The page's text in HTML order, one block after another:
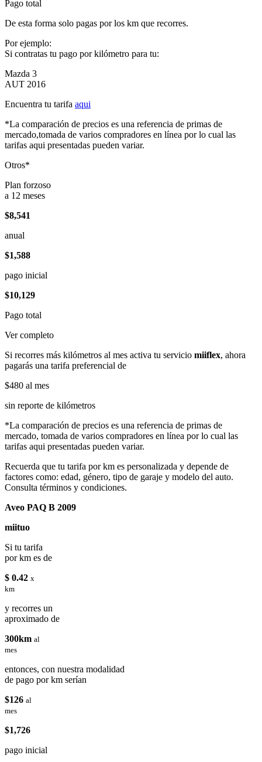
Pago total
De esta forma solo pagas por los km que recorres.
Por ejemplo:
Si contratas tu pago por kilómetro para tu:
Mazda 3
AUT 2016
Encuentra tu tarifa aqui
*La comparación de precios es una referencia de primas de
mercado,tomada de varios compradores en línea por lo cual las
tarifas aqui presentadas pueden variar.
Otros*
Plan forzoso
a 12 meses
$8,541
anual
$1,588
pago inicial
$10,129
Pago total
Ver completo
Si recorres más kilómetros al mes activa tu servicio miiflex, ahora
pagarás una tarifa preferencial de
$480 al mes
sin reporte de kilómetros
*La comparación de precios es una referencia de primas de
mercado, tomada de varios compradores en línea por lo cual las
tarifas aqui presentadas pueden variar.
Recuerda que tu tarifa por km es personalizada y depende de
factores como: edad, género, tipo de garaje y modelo del auto.
Consulta términos y condiciones.
Aveo PAQ B 2009
miituo
Si tu tarifa
por km es de
$ 0.42 x
km
y recorres un
aproximado de
300km al
mes
entonces, con nuestra modalidad
de pago por km serían
$126 al
mes
$1,726
pago inicial